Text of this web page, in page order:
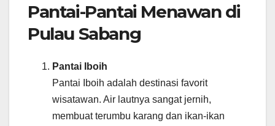
Pantai-Pantai Menawan di
Pulau Sabang
Pantai Iboih
Pantai Iboih adalah destinasi favorit
wisatawan. Air lautnya sangat jernih,
membuat terumbu karang dan ikan-ikan